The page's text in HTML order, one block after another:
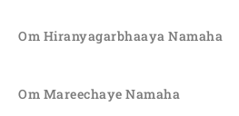
Om Hiranyagarbhaaya Namaha
Om Mareechaye Namaha